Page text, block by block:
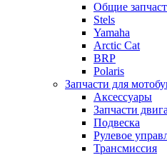
Общие
Stels
Yamaha
Arctic Cat
BRP
Polaris
Запчасти для
Аксессуары
Запчасти
Подвеска
Рулевое
Трансмиссия